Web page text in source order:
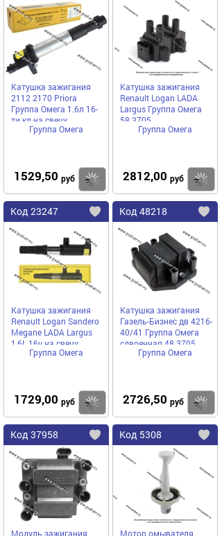
избранное
Катушка зажигания
2112 2170 Priora
Группа Омега 1.6л 16-
ти кл на свечу
Группа Омега
1529,50 руб Купить
Катушка зажигания
Renault Logan LADA
Largus Группа Омега
58.3705
Группа Омега
2812,00 руб
Код 23247
Добавить
избранное
Катушка зажигания
Renault Logan Sandero
Megane LADA Largus
1,6L 16v на свечу
Группа Омега 62.3705
Группа Омега
1729,00 руб Купить
Код 48218
Катушка зажигания
Газель-Бизнес дв 4216-
40/41 Группа Омега
сдвоенная 48.3705
Группа Омега
2726,50 руб
Код 37958
Добавить
избранное
Модуль зажигания
Код 5308
Мотор омывателя